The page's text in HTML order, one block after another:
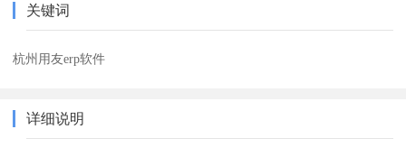
关键词
杭州用友erp软件
详细说明